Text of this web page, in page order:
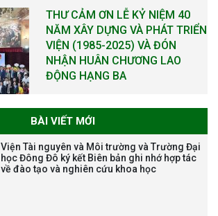
THƯ CẢM ƠN LỄ KỶ NIỆM 40
NĂM XÂY DỰNG VÀ PHÁT TRIỂN
VIỆN (1985-2025) VÀ ĐÓN
NHẬN HUÂN CHƯƠNG LAO
ĐỘNG HẠNG BA
viên chức, người lao động các
vị trí việc làm chức danh nghề
BÀI VIẾT MỚI
Viện Tài nguyên và Môi trường và Trường Đại
học Đông Đô ký kết Biên bản ghi nhớ hợp tác
về đào tạo và nghiên cứu khoa học